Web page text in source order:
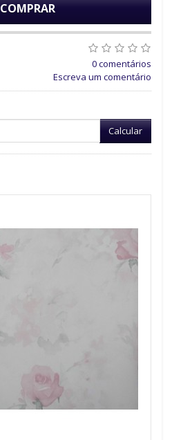
COMPRAR
0 comentários
Escreva um comentário
Calcular